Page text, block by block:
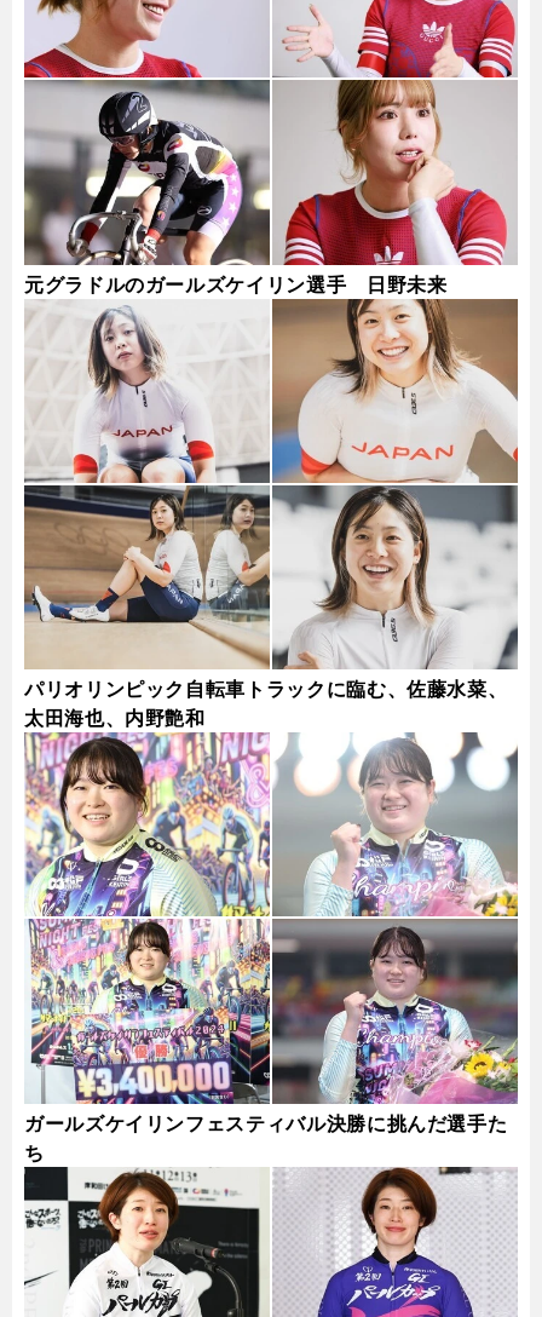
元グラドルのガールズケイリン選手 日野未来
パリオリンピック自転車トラックに臨む、佐藤水菜、
太田海也、内野艶和
ガールズケイリンフェスティバル決勝に挑んだ選手た
ち